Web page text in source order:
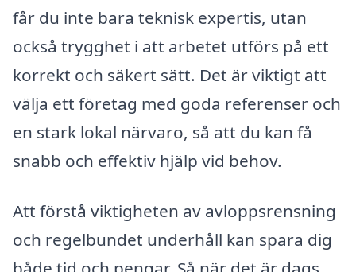
får du inte bara teknisk expertis, utan
också trygghet i att arbetet utförs på ett
korrekt och säkert sätt. Det är viktigt att
välja ett företag med goda referenser och
en stark lokal närvaro, så att du kan få
snabb och effektiv hjälp vid behov.
Att förstå viktigheten av avloppsrensning
och regelbundet underhåll kan spara dig